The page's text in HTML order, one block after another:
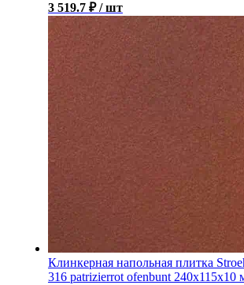
3 519.7 ₽ / шт
Клинкерная напольная плитка
316 patrizierrot ofenbunt 240х115х10